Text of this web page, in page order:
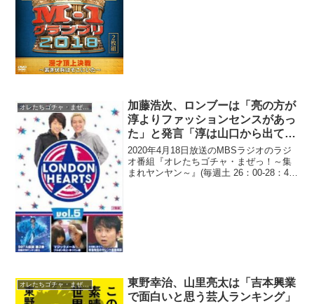
オレたちゴチャ・まぜっ！
加藤浩次、ロンブーは「亮の方が
淳よりファッションセンスがあっ
た」と発言「淳は山口から出てき
たふぐの助・ふぐ太郎だから」
2020年4月18日放送のMBSラジオのラジ
オ番組『オレたちゴチャ・まぜっ！～集
まれヤンヤン～』(毎週土 26：00-28：45)
オレたちゴチャ・まぜっ！
東野幸治、山里亮太は「吉本興業
で面白いと思う芸人ランキング」